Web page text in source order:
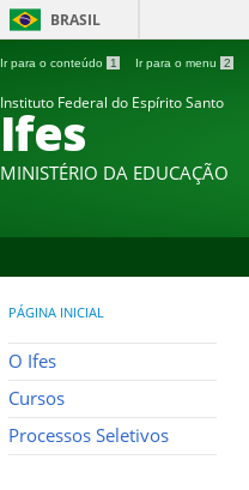
BRASIL
Ir para o conteúdo 1 Ir para o menu 2
Instituto Federal do Espírito Santo
Ifes
MINISTÉRIO DA EDUCAÇÃO
PÁGINA INICIAL
O Ifes
Cursos
Processos Seletivos